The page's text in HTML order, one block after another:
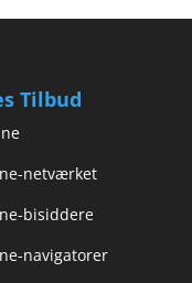
Tilbud
netværket
bisiddere
navigatorer